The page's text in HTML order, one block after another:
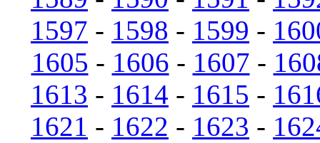
1597 - 1598 - 1599 -
1605 - 1606 - 1607 -
1613 - 1614 - 1615 -
1621 - 1622 - 1623 -